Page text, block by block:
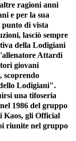
ragioni anni
e per la sua
punto di vista
lasciò sempre
della Lodigiani
Attardi
giovani
scoprendo
Lodigiani".
una tifoseria
1986 del gruppo
Kaos, gli Official
riunite nel gruppo